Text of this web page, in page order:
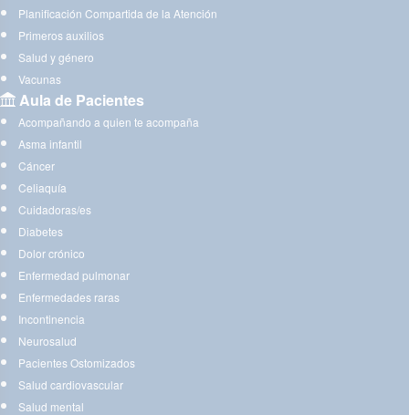
Planificación Compartida de la Atención
Primeros auxilios
Salud y género
Vacunas
Aula de Pacientes
Acompañando a quien te acompaña
Asma infantil
Cáncer
Celiaquía
Cuidadoras/es
Diabetes
Dolor crónico
Enfermedad pulmonar
Enfermedades raras
Incontinencia
Neurosalud
Pacientes Ostomizados
Salud cardiovascular
Salud mental